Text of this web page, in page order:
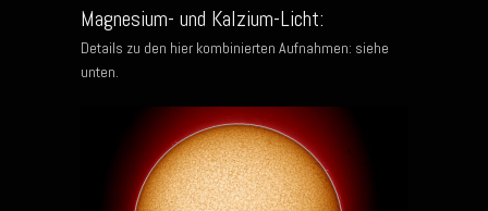
Magnesium- und Kalzium-Licht:
Details zu den hier kombinierten Aufnahmen: siehe
unten.